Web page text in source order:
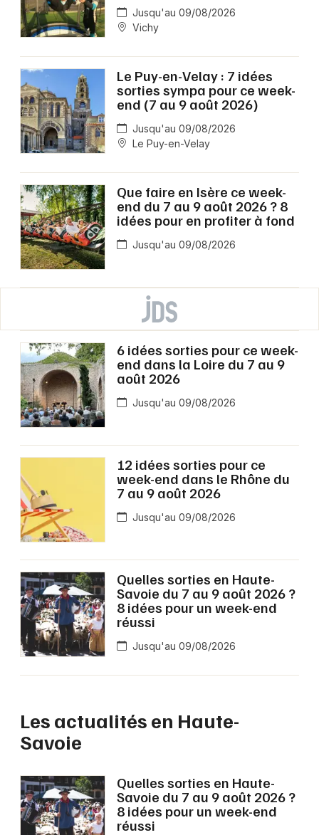
Jusqu'au 09/08/2026
Vichy
Le Puy-en-Velay : 7 idées
sorties sympa pour ce week-
end (7 au 9 août 2026)
Jusqu'au 09/08/2026
Le Puy-en-Velay
Que faire en Isère ce week-
end du 7 au 9 août 2026 ? 8
idées pour en profiter à fond
Jusqu'au 09/08/2026
6 idées sorties pour ce week-
end dans la Loire du 7 au 9
août 2026
Jusqu'au 09/08/2026
12 idées sorties pour ce
week-end dans le Rhône du
7 au 9 août 2026
Jusqu'au 09/08/2026
Quelles sorties en Haute-
Savoie du 7 au 9 août 2026 ?
8 idées pour un week-end
réussi
Jusqu'au 09/08/2026
Les actualités en Haute-
Savoie
Quelles sorties en Haute-
Savoie du 7 au 9 août 2026 ?
8 idées pour un week-end
réussi